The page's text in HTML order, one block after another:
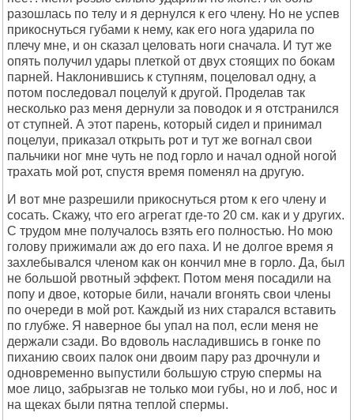
разошлась по телу и я дернулся к его члену. Но не успев
прикоснуться губами к нему, как его нога ударила по
плечу мне, и он сказал целовать ноги сначала. И тут же
опять получил удары плеткой от двух стоящих по бокам
парней. Наклонившись к ступням, поцеловал одну, а
потом последовал поцелуй к другой. Проделав так
несколько раз меня дернули за поводок и я отстранился
от ступней. А этот парень, который сидел и принимал
поцелуи, приказал открыть рот и тут же вогнал свои
пальчики ног мне чуть не под горло и начал одной ногой
трахать мой рот, спустя время поменял на другую.
И вот мне разрешили прикоснуться ртом к его члену и
сосать. Скажу, что его агрегат где-то 20 см. как и у других.
С трудом мне получалось взять его полностью. Но мою
голову прижимали аж до его паха. И не долгое время я
захлебывался членом как он кончил мне в горло. Да, был
не большой рвотный эффект. Потом меня посадили на
попу и двое, которые били, начали вгонять свои члены
по очереди в мой рот. Каждый из них старался вставить
по глубже. Я наверное бы упал на пол, если меня не
держали сзади. Во вдоволь насладившись в гонке по
пиханию своих палок они двоим пару раз дрочнули и
одновременно выпустили большую струю спермы на
мое лицо, забрызгав не только мои губы, но и лоб, нос и
на щеках были пятна теплой спермы.